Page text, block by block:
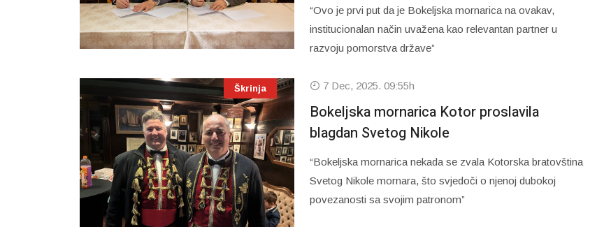
“Ovo je prvi put da je Bokeljska mornarica na ovakav,
institucionalan način uvažena kao relevantan partner u
razvoju pomorstva države”
Škrinja 7 Dec, 2025. 09:55h
Bokeljska mornarica Kotor proslavila
blagdan Svetog Nikole
“Bokeljska mornarica nekada se zvala Kotorska bratovština
Svetog Nikole mornara, što svjedoči o njenoj dubokoj
povezanosti sa svojim patronom”